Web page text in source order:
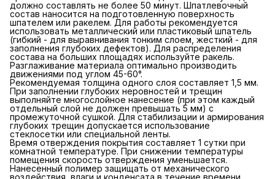
должно составлять не более 50 минут. Шпатлевочный
состав наносится на подготовленную поверхность
шпателем или ракелем. Для работы рекомендуется
использовать металлический или пластиковый шпатель
(гибкий - для выравнивания тонким слоем, жесткий - для
заполнения глубоких дефектов). Для распределения
состава на больших площадях используйте ракель.
Разглаживание материала оптимально производить
движениями под углом 45-60°.
Рекомендуемая толщина одного слоя составляет 1,5 мм.
При заполнении глубоких неровностей и трещин
выполняйте многослойное нанесение (при этом каждый
отдельный слой не должен превышать 5 мм) с
промежуточной сушкой. Для стабилизации и армирования
глубоких трещин допускается использование
стеклосетки или специальной ленты.
Время отверждения покрытия составляет 1 сутки при
комнатной температуре. При снижении температуры
помещения скорость отверждения уменьшается.
Нанесенный полимер защищать от механического
воздействия, влаги и конденсата в течение времени